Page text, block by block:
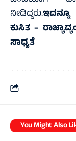
ನೀಡಿದ್ದರು.
ಕುಸಿತ –
ಸಾಧ್ಯತೆ
You Might Also